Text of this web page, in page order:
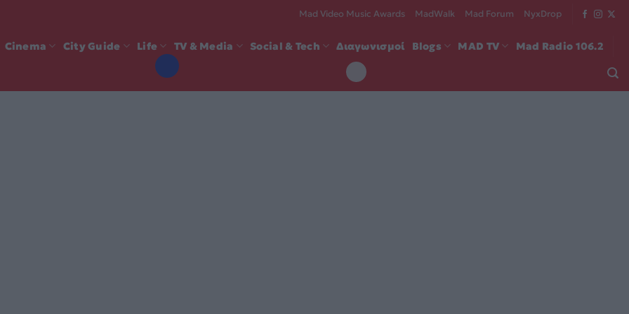
Mad Video Music Awards MadWalk Mad Forum NyxDrop
Cinema City Guide Life TV & Media Social & Tech Διαγωνισμοί Blogs MAD TV Mad Radio 106.2